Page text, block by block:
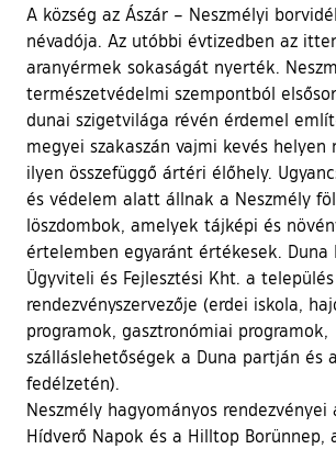
A község az Ászár – Neszmélyi
névadója. Az utóbbi évtizedben az
aranyérmek sokaságát nyerték.
természetvédelmi szempontból
dunai szigetvilága révén érdemel
megyei szakaszán vajmi kevés helyen
ilyen összefüggő ártéri élőhely.
és védelem alatt állnak a Neszmély
löszdombok, amelyek tájképi és
értelemben egyaránt értékesek. Duna
Ügyviteli és Fejlesztési Kht. a
rendezvényszervezője (erdei iskola,
programok, gasztronómiai programok,
szálláslehetőségek a Duna partján és
fedélzetén).
Neszmély hagyományos rendezvényei
Hídverő Napok és a Hilltop Borünnep,